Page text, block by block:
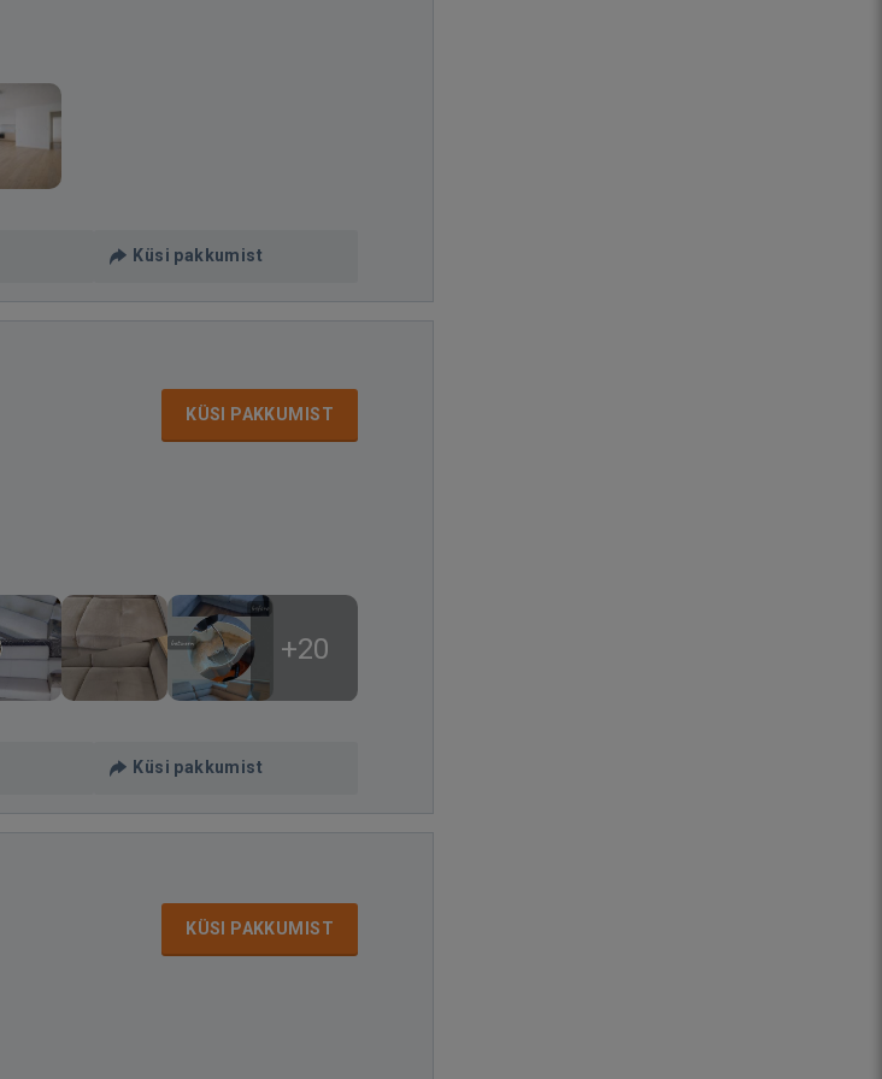
Küsi pakkumist
KÜSI PAKKUMIST
+20
Küsi pakkumist
KÜSI PAKKUMIST